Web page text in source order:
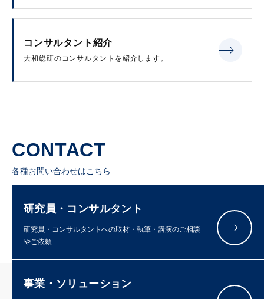
コンサルタント紹介
大和総研のコンサルタントを紹介します。
CONTACT
各種お問い合わせはこちら
研究員・コンサルタント
研究員・コンサルタントへの取材・執筆・講演のご相談
やご依頼
事業・ソリューション